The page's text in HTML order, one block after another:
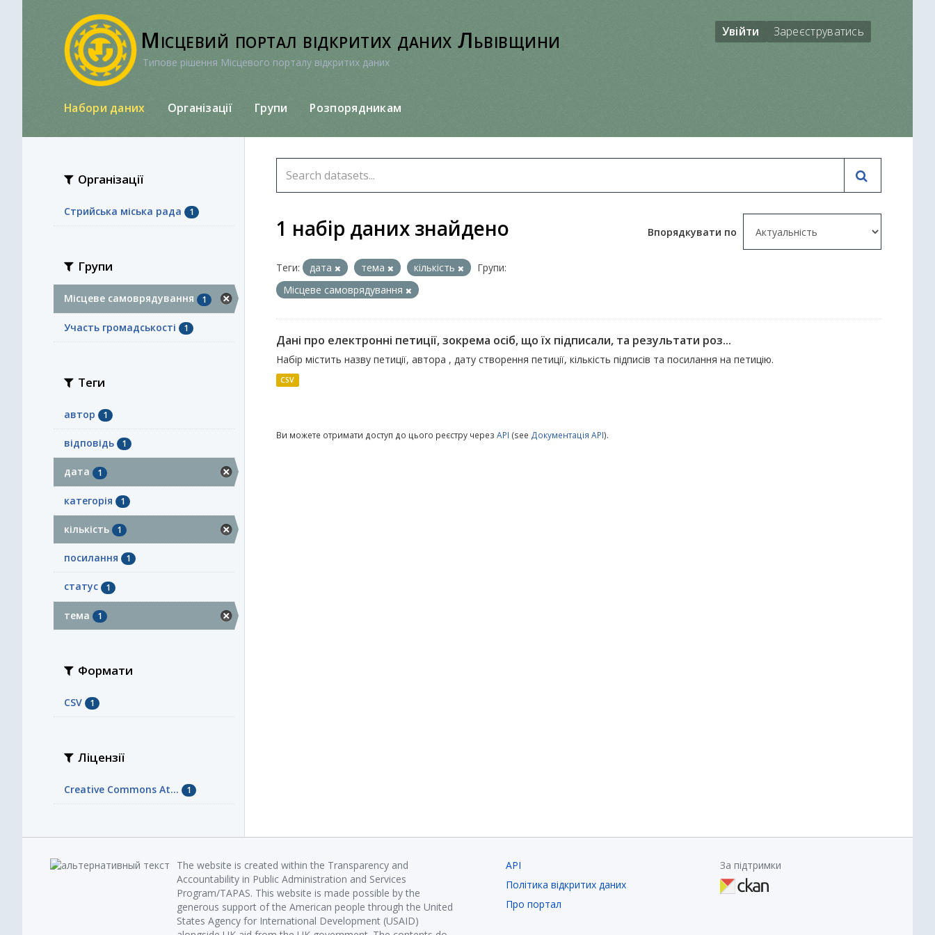
Місцевий портал відкритих даних Львівщини
Типове рішення Місцевого порталу відкритих даних
Увійти Зареєструватись
Набори даних Організації Групи Розпорядникам
Організації
Стрийська міська рада 1
Групи
Місцеве самоврядування 1
Участь громадськості 1
Теги
автор 1
відповідь 1
дата 1
категорія 1
кількість 1
посилання 1
статус 1
тема 1
Формати
CSV 1
Ліцензії
Creative Commons At... 1
Впорядкувати по
1 набір даних знайдено
Теги: дата тема кількість
Групи:
Місцеве самоврядування
Дані про електронні петиції, зокрема осіб, що їх підписали, та результати роз...
Набір містить назву петиції, автора , дату створення петиції, кількість підписів та посилання на петицію.
CSV
Ви можете отримати доступ до цього реєстру через API (see Документація API).
The website is created within the Transparency and
Accountability in Public Administration and Services
Program/TAPAS. This website is made possible by the
generous support of the American people through the United
States Agency for International Development (USAID)
API
Політика відкритих даних
Про портал
За підтримки